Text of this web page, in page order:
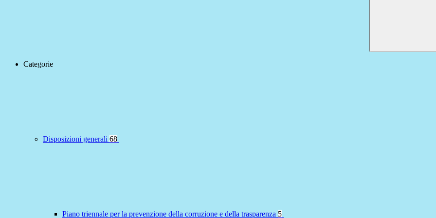
Categorie
Disposizioni generali 68
Piano triennale per la prevenzione della corruzione e della trasparenza 5